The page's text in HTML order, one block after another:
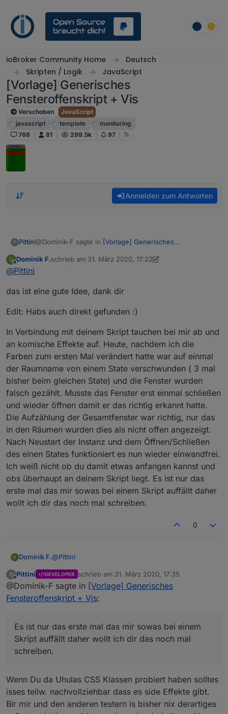
ioBroker Community Home
Deutsch
Skripten / Logik
JavaScript
[Vorlage] Generisches
Fensteroffenskript + Vis
Verschoben
JavaScript
javascript
template
monitoring
768
81 299.5k 97
Anmelden zum Antworten
P Pittini@Dominik-F sagte in [Vorlage] Generisches
sind nicht ganz so "intensiv". Wenn ich die Farbe in
deine Auswahl eingebe klappt das nicht. Hast du
einen Tipp für mich?
Die verwendung von Uhulas CSS Klassen ist da nicht
vorgesehen, aber Du kannst jede benannte Farbe und
jede Hex Code Farbe verwenden.
dürfte doch was passendes dabei sein. Oder Du fragst
HexCode haben (oder suchst es in der CSS) und trägst
das ein.
Offline
Dominik F.schrieb am 31. März 2020, 17:22
zuletzt editiert von Dominik F.
@Pittini
das ist eine gute Idee, dank dir
Edit: Habs auch direkt gefunden :)
In Verbindung mit deinem Skript tauchen bei mir ab und
an komische Effekte auf. Heute, nachdem ich die
Farben zum ersten Mal verändert hatte war auf einmal
der Raumname von einem State verschwunden ( 3 mal
bisher beim gleichen State) und die Fenster wurden
falsch gezählt. Musste das Fenster erst einmal schließen
und wieder öffnen damit er das richtig erkannt hatte.
Die Aufzählung der Gesamtfenster war richtig, nur das
in den Räumen wurden dies als nicht offen angezeigt.
Nach Neustart der Instanz und dem Öffnen/Schließen
des einen States funktioniert es nun wieder einwandfrei.
Ich weiß nicht ob du damit etwas anfangen kannst und
obs überhaupt an deinem Skript liegt. Es ist nur das
erste mal das mir sowas bei einem Skript auffällt daher
wollt ich dir das noch mal schreiben.
0
Dominik F.@Pittini
das ist eine gute Idee, dank dir
Edit: Habs auch direkt gefunden :)
und an komische Effekte auf. Heute, nachdem ich
die Farben zum ersten Mal verändert hatte war auf
einmal der Raumname von einem State
verschwunden ( 3 mal bisher beim gleichen State)
damit er das richtig erkannt hatte. Die Aufzählung
der Gesamtfenster war richtig, nur das in den
Räumen wurden dies als nicht offen angezeigt.
Nach Neustart der Instanz und dem
P
Offline
Pittini DEVELOPER schrieb am 31. März 2020, 17:35
zuletzt editiert von
@Dominik-F sagte in [Vorlage] Generisches
Fensteroffenskript + Vis:
Es ist nur das erste mal das mir sowas bei einem
Skript auffällt daher wollt ich dir das noch mal
schreiben.
Wenn Du da Uhulas CSS Klassen probiert haben solltes
isses teilw. nachvollziehbar dass es side Effekte gibt.
Bir mir und den anderen testern is bisher nix derartiges